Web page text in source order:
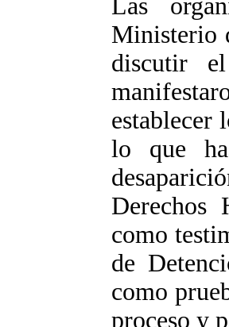
Las
Ministerio
discutir
establecer
lo que
Derechos
como
de
como
proceso y